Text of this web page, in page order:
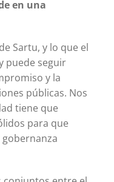
en una
Sartu, y lo que el
puede seguir
y la
públicas. Nos
tiene que
para que